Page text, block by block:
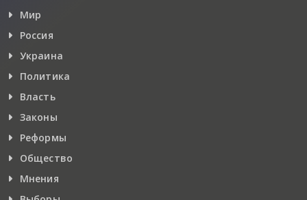
Мир
Россия
Украина
Политика
Власть
Законы
Реформы
Общество
Мнения